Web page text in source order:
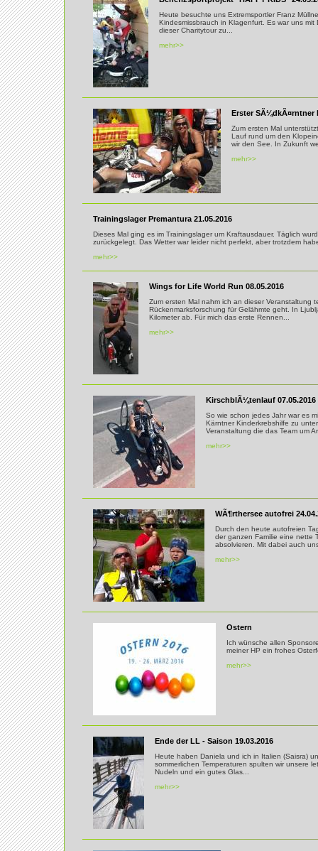
Heute besuchte uns Extremsportler Franz
Kindesmissbrauch in Klagenfurt. Es war uns
dieser Charitytour zu...
mehr>>
Erster SÃ¼dkÃ¤rntner
Zum ersten Mal
Lauf rund um den
wir den See. In Zukunft
mehr>>
Trainingslager Premantura 21.05.2016
Dieses Mal ging es im Trainingslager um Kraftausdauer. Täglich
zurückgelegt. Das Wetter war leider nicht perfekt, aber trotzdem
mehr>>
Wings for Life World Run 08.05.2016
Zum ersten Mal nahm ich an dieser Veranstaltung
Rückenmarksforschung für Gelähmte geht. In
Kilometer ab. Für mich das erste Rennen...
mehr>>
KirschblÃ¼tenlauf 07.05.2016
So wie schon jedes Jahr war es
Kärntner Kinderkrebshilfe zu
Veranstaltung die das Team um
mehr>>
WÃ¶rthersee autofrei
Durch den heute autofreien
der ganzen Familie eine nette
absolvieren. Mit dabei auch
mehr>>
Ostern
Ich wünsche allen
meiner HP ein frohes
mehr>>
Ende der LL - Saison 19.03.2016
Heute haben Daniela und ich in Italien (Saisra)
sommerlichen Temperaturen spulten wir unsere
Nudeln und ein gutes Glas...
mehr>>